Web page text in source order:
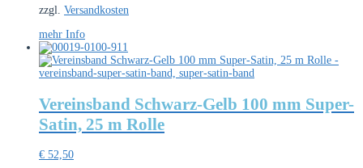
zzgl. Versandkosten
mehr Info
Vereinsband Schwarz-Gelb 100 mm Super-
Satin, 25 m Rolle
€ 52,50